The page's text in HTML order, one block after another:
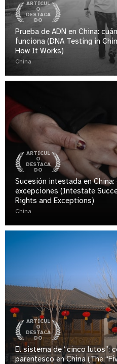
ARTÍCUL
O
DESTACA
DO
Prueba de ADN en China:
funciona (DNA Testing in
How It Works)
China
ARTÍCUL
O
DESTACA
DO
Sucesión intestada en China:
excepciones (Intestate
Rights and Exceptions)
China
ARTÍCUL
O
DESTACA
DO
El sistema de “cinco lutos”:
parentesco en China (The